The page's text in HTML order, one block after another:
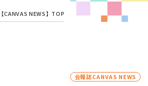
【CANVAS NEWS】TOP
会報誌CANVAS NEWS